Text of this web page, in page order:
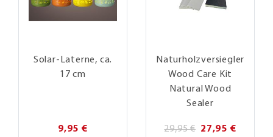
Solar-Laterne, ca.
17 cm
9,95 €
Naturholzversiegler
Wood Care Kit
Natural Wood
Sealer
29,95 € 27,95 €